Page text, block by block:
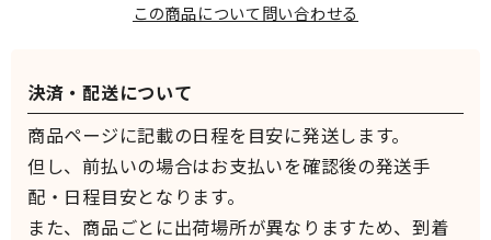
この商品について問い合わせる
決済・配送について
商品ページに記載の日程を目安に発送します。
但し、前払いの場合はお支払いを確認後の発送手
配・日程目安となります。
また、商品ごとに出荷場所が異なりますため、到着